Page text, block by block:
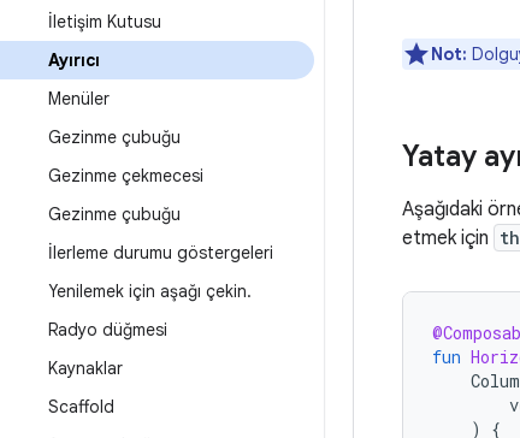
İletişim Kutusu
Ayırıcı
Menüler
Gezinme çubuğu
Gezinme çekmecesi
Gezinme çubuğu
İlerleme durumu göstergeleri
Yenilemek için aşağı çekin.
Radyo düğmesi
Kaynaklar
Scaffold
Not:
Yatay
Aşağıdaki
etmek için
fun
)
{